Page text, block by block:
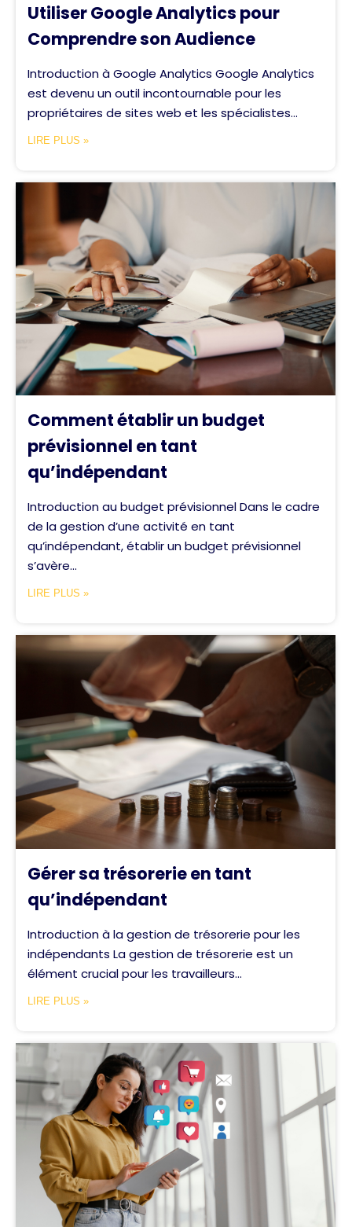
Utiliser Google Analytics pour
Comprendre son Audience
Introduction à Google Analytics Google Analytics
est devenu un outil incontournable pour les
propriétaires de sites web et les spécialistes...
LIRE PLUS »
Comment établir un budget
prévisionnel en tant
qu’indépendant
Introduction au budget prévisionnel Dans le cadre
de la gestion d’une activité en tant
qu’indépendant, établir un budget prévisionnel
s’avère...
LIRE PLUS »
Gérer sa trésorerie en tant
qu’indépendant
Introduction à la gestion de trésorerie pour les
indépendants La gestion de trésorerie est un
élément crucial pour les travailleurs...
LIRE PLUS »